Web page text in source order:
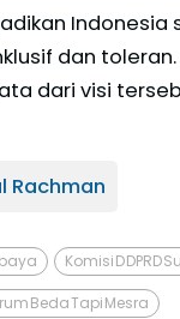
Indonesia
dan
dari visi terseb
Rachman
Komisi D DPRD
Beda Tapi Mesra